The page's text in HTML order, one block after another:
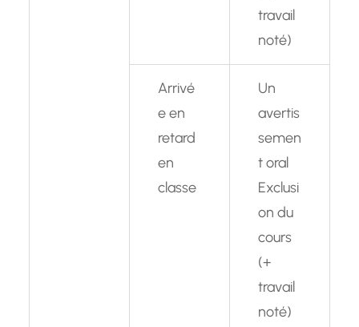
travail
noté)
Arrivé
e en
retard
en
classe
Un
avertis
semen
t oral
Exclusi
on du
cours
(+
travail
noté)